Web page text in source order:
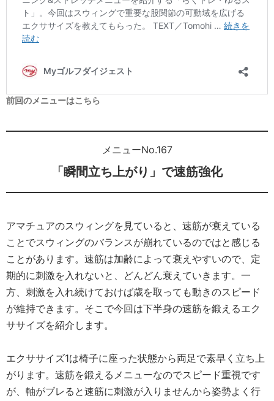
前回のメニューはこちら
メニューNo.167
「瞬間立ち上がり」で速筋強化
アマチュアのスウィングを見ていると、速筋が衰えている
ことでスウィングのバランスが崩れているのではと感じる
ことがあります。速筋は加齢によって衰えやすいので、定
期的に刺激を入れないと、どんどん衰えていきます。一
方、刺激を入れ続けておけば歳を取っても動きのスピード
が維持できます。そこで今回は下半身の速筋を鍛えるエク
ササイズを紹介します。
エクササイズ1は椅子に座った状態から両足で素早く立ち上
がります。速筋を鍛えるメニューなのでスピード重視です
が、軸がブレると速筋に刺激が入りませんから姿勢よく行